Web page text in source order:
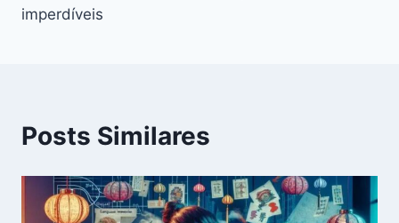
imperdíveis
Posts Similares